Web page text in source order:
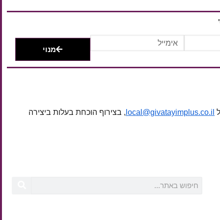
מנוי
local@givatayimplus.co.il , בצירוף הוכחת בעלות ביצירה